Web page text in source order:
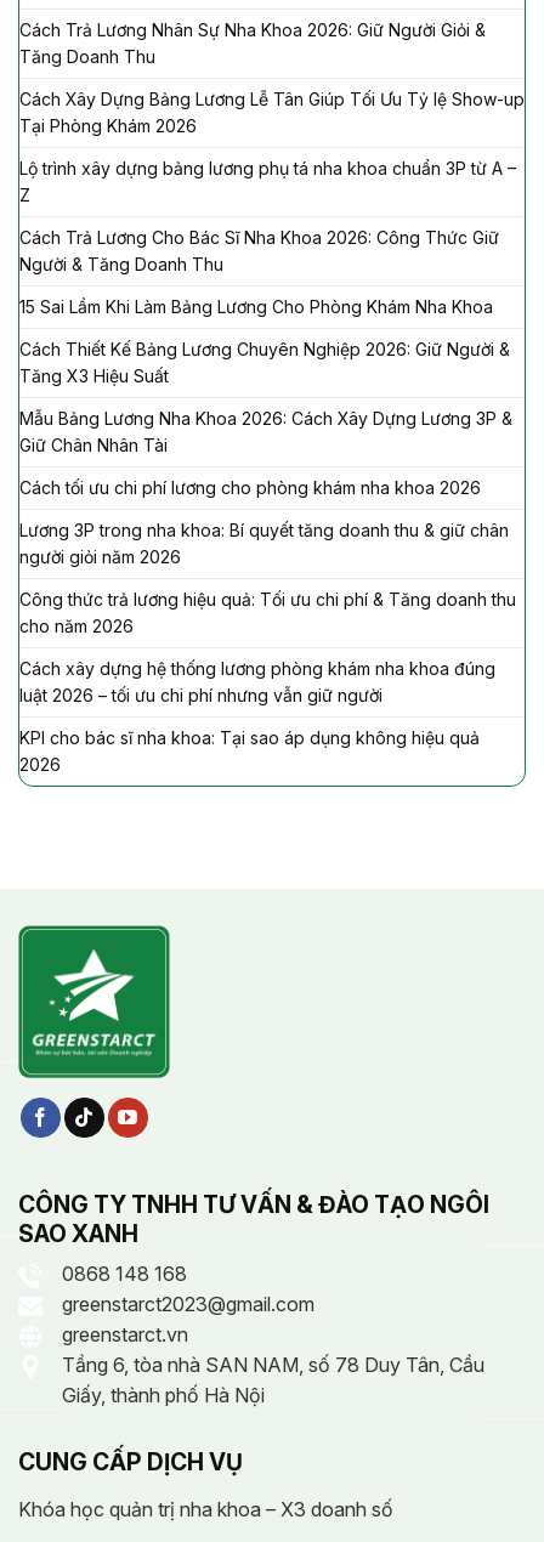
Cách Trả Lương Nhân Sự Nha Khoa 2026: Giữ Người Giỏi &
Tăng Doanh Thu
Cách Xây Dựng Bảng Lương Lễ Tân Giúp Tối Ưu Tỷ lệ Show-up
Tại Phòng Khám 2026
Lộ trình xây dựng bảng lương phụ tá nha khoa chuẩn 3P từ A –
Z
Cách Trả Lương Cho Bác Sĩ Nha Khoa 2026: Công Thức Giữ
Người & Tăng Doanh Thu
15 Sai Lầm Khi Làm Bảng Lương Cho Phòng Khám Nha Khoa
Cách Thiết Kế Bảng Lương Chuyên Nghiệp 2026: Giữ Người &
Tăng X3 Hiệu Suất
Mẫu Bảng Lương Nha Khoa 2026: Cách Xây Dựng Lương 3P &
Giữ Chân Nhân Tài
Cách tối ưu chi phí lương cho phòng khám nha khoa 2026
Lương 3P trong nha khoa: Bí quyết tăng doanh thu & giữ chân
người giỏi năm 2026
Công thức trả lương hiệu quả: Tối ưu chi phí & Tăng doanh thu
cho năm 2026
Cách xây dựng hệ thống lương phòng khám nha khoa đúng
luật 2026 – tối ưu chi phí nhưng vẫn giữ người
KPI cho bác sĩ nha khoa: Tại sao áp dụng không hiệu quả
2026
CÔNG TY TNHH TƯ VẤN & ĐÀO TẠO NGÔI
SAO XANH
0868 148 168
greenstarct2023@gmail.com
greenstarct.vn
Tầng 6, tòa nhà SAN NAM, số 78 Duy Tân, Cầu
Giấy, thành phố Hà Nội
CUNG CẤP DỊCH VỤ
Khóa học quản trị nha khoa – X3 doanh số